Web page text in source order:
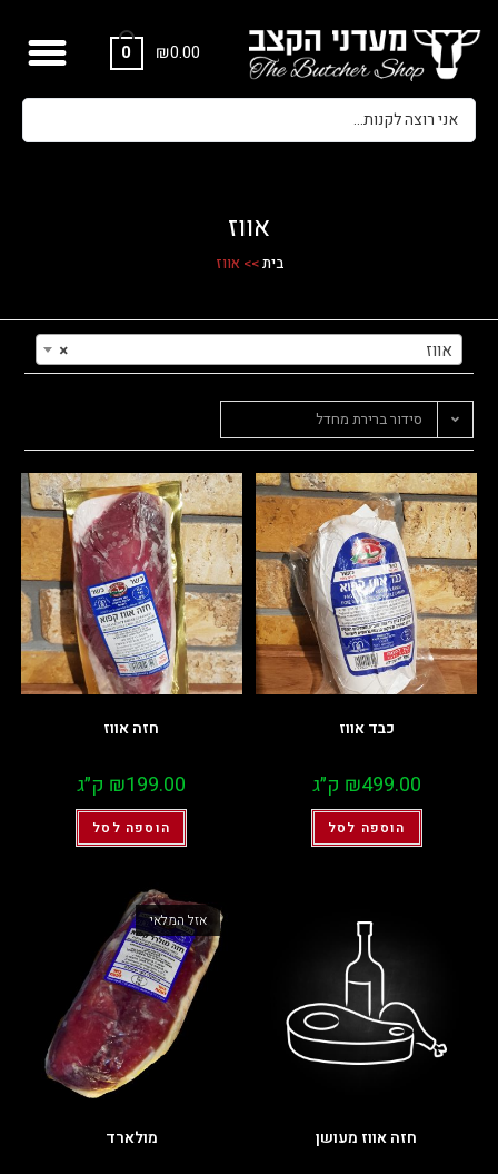
₪0.00
0
אווז
בית>>אווז
× אווז
סידור ברירת מחדל
כבד אווז
₪499.00 ק״ג
הוספה לסל
חזה אווז
₪199.00 ק״ג
הוספה לסל
חזה אווז מעושן
אזל המלאי
מולארד